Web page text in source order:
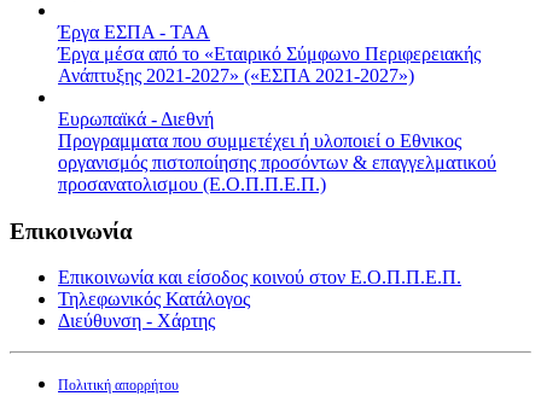
Έργα ΕΣΠΑ - ΤΑΑ
Έργα μέσα από το «Εταιρικό Σύμφωνο Περιφερειακής
Ανάπτυξης 2021-2027» («ΕΣΠΑ 2021-2027»)
Ευρωπαϊκά - Διεθνή
Προγραμματα που συμμετέχει ή υλοποιεί ο Εθνικος
οργανισμός πιστοποίησης προσόντων & επαγγελματικού
προσανατολισμου (Ε.Ο.Π.Π.Ε.Π.)
Επικοινωνία
Επικοινωνία και είσοδος κοινού στον Ε.Ο.Π.Π.Ε.Π.
Τηλεφωνικός Κατάλογος
Διεύθυνση - Χάρτης
Πολιτική απορρήτου